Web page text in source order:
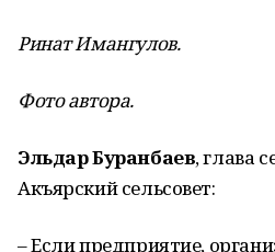
Ринат Имангулов.
Фото автора.
Эльдар Буранбаев, глава
Акъярский сельсовет:
– Если предприятие,